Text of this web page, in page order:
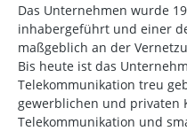
Das Unternehmen wurde
inhabergeführt und einer
maßgeblich an der
Bis heute ist das
Telekommunikation treu
gewerblichen und privaten
Telekommunikation und